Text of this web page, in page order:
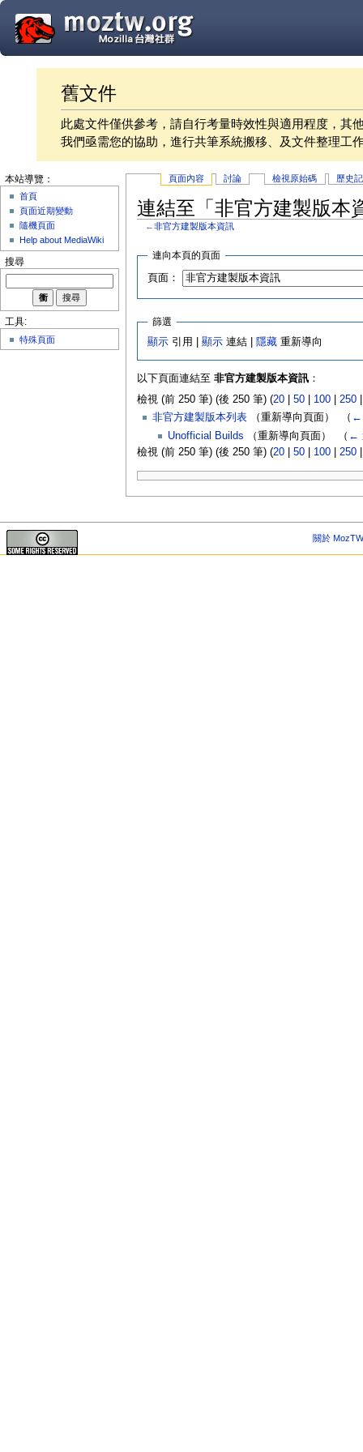
舊文件
此處文件僅供參考，請自行考量時效性與適用程度，其
我們亟需您的協助，進行共筆系統搬移、及文件整理工
頁面內容 討論 檢視原始碼 歷史
連結至「非官方建製版本
←非官方建製版本資訊
連向本頁的頁面
頁面：
篩選
顯示 引用 |顯示 連結 | 隱藏 重新導向
以下頁面連結至 非官方建製版本資訊：
檢視 (前 250 筆) (後 250 筆) (20| 50| 100| 250
非官方建製版本列表（重新導向頁面） ‎ （ ←
Unofficial Builds （重新導向頁面） ‎ （ ←
檢視 (前 250 筆) (後 250 筆) (20| 50| 100| 250
本站導覽：
首頁
頁面近期變動
隨機頁面
Help about MediaWiki
搜尋
工具:
特殊頁面
關於